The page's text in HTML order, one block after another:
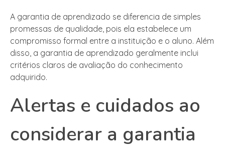
A garantia de aprendizado se diferencia de simples
promessas de qualidade, pois ela estabelece um
compromisso formal entre a instituição e o aluno. Além
disso, a garantia de aprendizado geralmente inclui
critérios claros de avaliação do conhecimento
adquirido.
Alertas e cuidados ao
considerar a garantia